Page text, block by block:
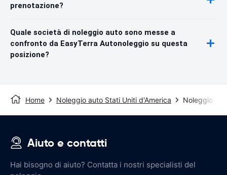
prenotazione?
Quale società di noleggio auto sono messe a
confronto da EasyTerra Autonoleggio su questa
posizione?
Home Noleggio auto Stati Uniti d'America Noleggio
Aiuto e contatti
Hai bisogno di aiuto? Contatta i nostri specialisti del